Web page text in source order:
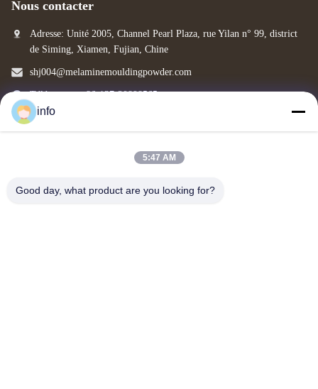
Nous contacter
Adresse: Unité 2005, Channel Pearl Plaza, rue Yilan n° 99, district
de Siming, Xiamen, Fujian, Chine
shj004@melaminemouldingpowder.com
Télégramme: 86-137-20898565
Reserved.
info
5:47 AM
Good day, what product are you looking for?